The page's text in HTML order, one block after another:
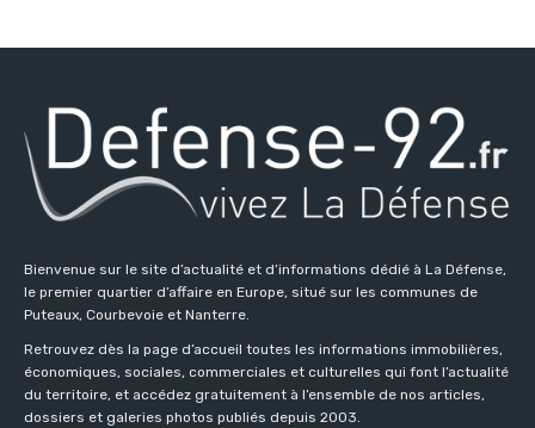
Bienvenue sur le site d’actualité et d’informations dédié à La Défense,
le premier quartier d’affaire en Europe, situé sur les communes de
Puteaux, Courbevoie et Nanterre.
Retrouvez dès la page d’accueil toutes les informations immobilières,
économiques, sociales, commerciales et culturelles qui font l’actualité
du territoire, et accédez gratuitement à l’ensemble de nos articles,
dossiers et galeries photos publiés depuis 2003.